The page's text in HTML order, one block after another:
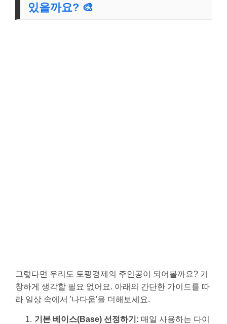
있을까요? 🎨
그렇다면 우리도 토핑경제의 주인공이 되어볼까요? 거
창하게 생각할 필요 없어요. 아래의 간단한 가이드를 따
라 일상 속에서 '나다움'을 더해보세요.
기본 베이스(Base) 선정하기: 매일 사용하는 다이